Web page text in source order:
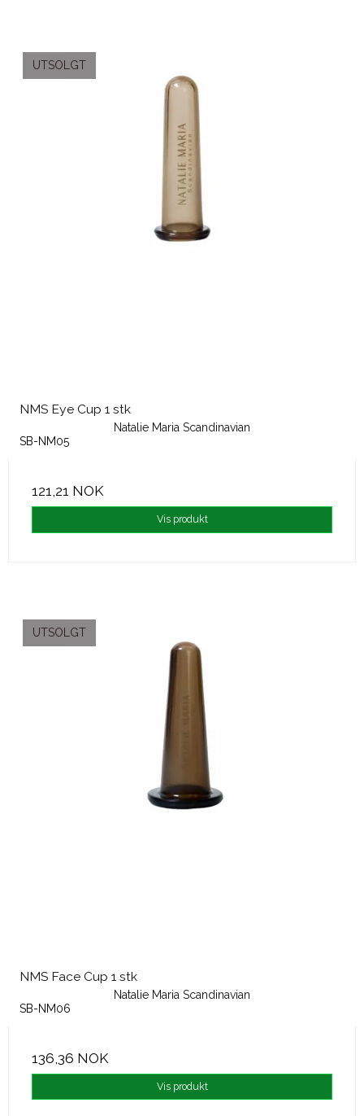
UTSOLGT
NMS Eye Cup 1 stk
Natalie Maria Scandinavian
SB-NM05
121,21 NOK
Vis produkt
UTSOLGT
NMS Face Cup 1 stk
Natalie Maria Scandinavian
SB-NM06
136,36 NOK
Vis produkt